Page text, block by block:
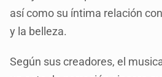
así como su íntima relación
y la belleza.
Según sus creadores, el